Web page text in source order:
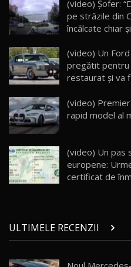
23 25:19
24
ZEEKR 009:
Van Electric
26:38
25
mai Exclusiv
Moldova
32:21
26
AutoBlog.MD
10:57
28
Noul Geely
dotat / Test
(video) Şofer:
pe străzile din
încălcate chiar
(video) Un
pregătit pentru
restaurat şi va
(video)
rapid model al
(video) Un pas
europene:
certificat de
ULTIMELE RECENZII